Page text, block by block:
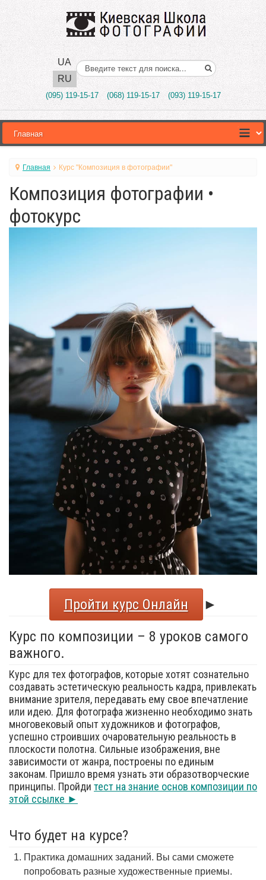
UA
RU
Поиск..
(095) 119-15-17 (068) 119-15-17 (093) 119-15-17
Главная Курс "Композиция в фотографии"
Композиция фотографии •
фотокурс
Пройти курс Онлайн
►
Курс по композиции – 8 уроков самого
важного.
Курс для тех фотографов, которые хотят сознательно
создавать эстетическую реальность кадра, привлекать
внимание зрителя, передавать ему свое впечатление
или идею. Для фотографа жизненно необходимо знать
многовековый опыт художников и фотографов,
успешно строивших очаровательную реальность в
плоскости полотна. Сильные изображения, вне
зависимости от жанра, построены по единым
законам. Пришло время узнать эти образотворческие
принципы. Пройди тест на знание основ композиции по
этой ссылке ►
Что будет на курсе?
Практика домашних заданий. Вы сами сможете
попробовать разные художественные приемы.